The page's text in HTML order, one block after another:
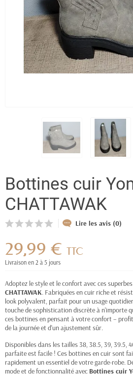
Bottines cuir
CHATTAWAK
Lire les avis (0)
29,99 € TTC
Livraison en 2 à 5 jours
Adoptez le style et le confort avec ces superbes
CHATTAWAK. Fabriquées en cuir riche et
look polyvalent, parfait pour un usage
touche de sophistication discrète à n'importe
ces bottines en pensant à votre confort –
de la journée et d'un ajustement sûr.
Disponibles dans les tailles 38, 38.5, 39, 39.5,
parfaite est facile ! Ces bottines en cuir sont
rapidement un essentiel de votre garde-robe.
mode et de fonctionnalité avec Bottines cuir